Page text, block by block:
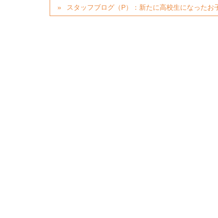
スタッフブログ（P）：新たに高校生になったお